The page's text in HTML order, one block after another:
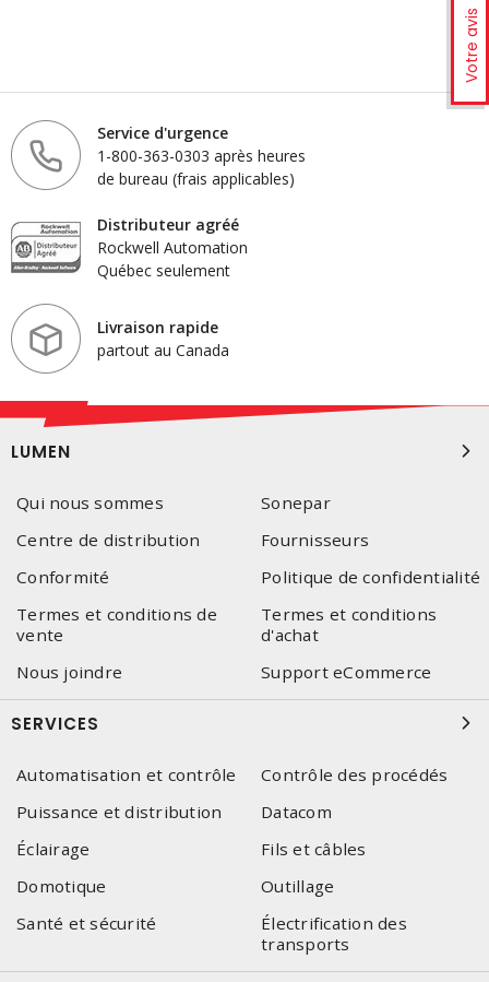
Votre avis
Service d'urgence
1-800-363-0303 après heures
de bureau (frais applicables)
Distributeur agréé
Rockwell Automation
Québec seulement
Livraison rapide
partout au Canada
LUMEN
Qui nous sommes
Sonepar
Centre de distribution
Fournisseurs
Conformité
Politique de confidentialité
Termes et conditions de
vente
Termes et conditions
d'achat
Nous joindre
Support eCommerce
SERVICES
Automatisation et contrôle
Contrôle des procédés
Puissance et distribution
Datacom
Éclairage
Fils et câbles
Domotique
Outillage
Santé et sécurité
Électrification des
transports